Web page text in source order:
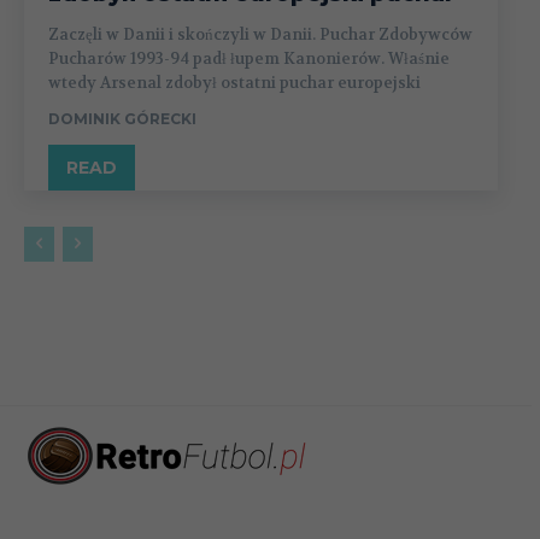
Zaczęli w Danii i skończyli w Danii. Puchar Zdobywców
Pucharów 1993-94 padł łupem Kanonierów. Właśnie
wtedy Arsenal zdobył ostatni puchar europejski
DOMINIK GÓRECKI
READ